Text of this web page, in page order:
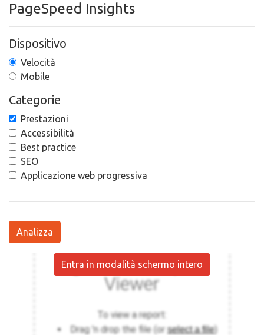
PageSpeed Insights
Dispositivo
Velocità
Mobile
Categorie
Prestazioni
Accessibilità
Best practice
SEO
Applicazione web progressiva
Analizza
Entra in modalità schermo intero